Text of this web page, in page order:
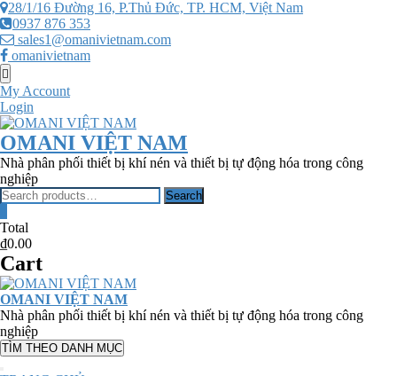
Skip
to
content
28/1/16 Đường 16, P.Thủ Đức, TP. HCM, Việt Nam
0937 876 353
sales1@omanivietnam.com
omanivietnam
Topbar
Menu
My Account
Login
OMANI VIỆT NAM
Nhà phân phối thiết bị khí nén và thiết bị tự động hóa trong công
nghiệp
Search
Search
Total
₫0.00
Cart
OMANI VIỆT NAM
Nhà phân phối thiết bị khí nén và thiết bị tự động hóa trong công
nghiệp
TÌM THEO DANH MỤC